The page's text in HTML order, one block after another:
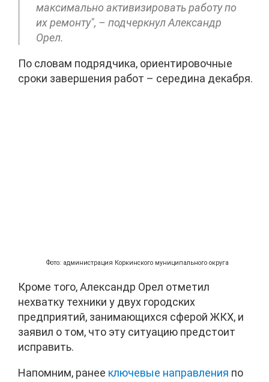
максимально активизировать работу по
их ремонту", – подчеркнул Александр
Орел.
По словам подрядчика, ориентировочные
сроки завершения работ – середина декабря.
Фото: администрация Коркинского муниципального округа
Кроме того, Александр Орел отметил
нехватку техники у двух городских
предприятий, занимающихся сферой ЖКХ, и
заявил о том, что эту ситуацию предстоит
исправить.
Напомним, ранее ключевые направления по